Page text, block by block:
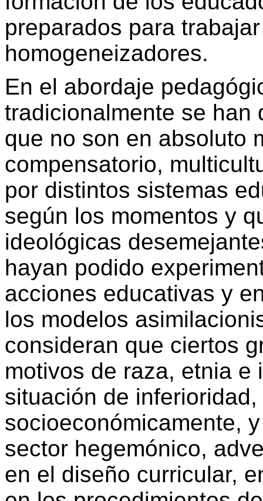
preparados para
homogeneizadores.
En el abordaje
tradicionalmente se han
que no son en absoluto
compensatorio,
por distintos sistemas
según los momentos y
ideológicas
hayan podido
acciones educativas y
los modelos
consideran que ciertos
motivos de raza, etnia e
situación de
socioeconómicamente,
sector hegemónico,
en el diseño curricular,